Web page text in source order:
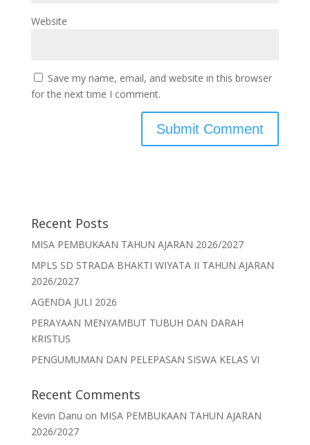
Website
Save my name, email, and website in this browser
for the next time I comment.
Recent Posts
MISA PEMBUKAAN TAHUN AJARAN 2026/2027
MPLS SD STRADA BHAKTI WIYATA II TAHUN AJARAN
2026/2027
AGENDA JULI 2026
PERAYAAN MENYAMBUT TUBUH DAN DARAH
KRISTUS
PENGUMUMAN DAN PELEPASAN SISWA KELAS VI
Recent Comments
Kevin Danu on MISA PEMBUKAAN TAHUN AJARAN
2026/2027